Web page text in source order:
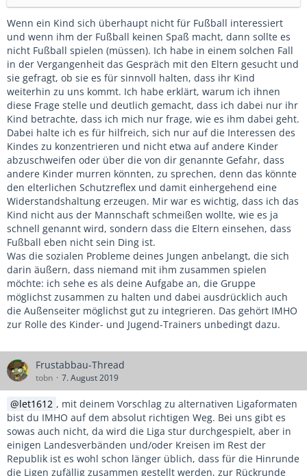
Wenn ein Kind sich überhaupt nicht für Fußball interessiert
und wenn ihm der Fußball keinen Spaß macht, dann sollte es
nicht Fußball spielen (müssen). Ich habe in einem solchen Fall
in der Vergangenheit das Gespräch mit den Eltern gesucht und
sie gefragt, ob sie es für sinnvoll halten, dass ihr Kind
weiterhin zu uns kommt. Ich habe erklärt, warum ich ihnen
diese Frage stelle und deutlich gemacht, dass ich dabei nur ihr
Kind betrachte, dass ich mich nur frage, wie es ihm dabei geht.
Dabei halte ich es für hilfreich, sich nur auf die Interessen des
Kindes zu konzentrieren und nicht etwa auf andere Kinder
abzuschweifen oder über die von dir genannte Gefahr, dass
andere Kinder murren könnten, zu sprechen, denn das könnte
den elterlichen Schutzreflex und damit einhergehend eine
Widerstandshaltung erzeugen. Mir war es wichtig, dass ich das
Kind nicht aus der Mannschaft schmeißen wollte, wie es ja
schnell genannt wird, sondern dass die Eltern einsehen, dass
Fußball eben nicht sein Ding ist.
Was die sozialen Probleme deines Jungen anbelangt, die sich
darin äußern, dass niemand mit ihm zusammen spielen
möchte: ich sehe es als deine Aufgabe an, die Gruppe
möglichst zusammen zu halten und dabei ausdrücklich auch
die Außenseiter möglichst gut zu integrieren. Das gehört IMHO
zur Rolle des Kinder- und Jugend-Trainers unbedingt dazu.
Frustabbau-Thread
tobn 7. August 2019
let1612 , mit deinem Vorschlag zu alternativen Ligaformaten
bist du IMHO auf dem absolut richtigen Weg. Bei uns gibt es
sowas auch nicht, da wird die Liga stur durchgespielt, aber in
einigen Landesverbänden und/oder Kreisen im Rest der
Republik ist es wohl schon länger üblich, dass für die Hinrunde
die Ligen zufällig zusammen gestellt werden, zur Rückrunde